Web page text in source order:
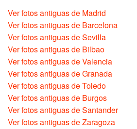
Ver fotos antiguas de Madrid
Ver fotos antiguas de Barcelona
Ver fotos antiguas de Sevilla
Ver fotos antiguas de Bilbao
Ver fotos antiguas de Valencia
Ver fotos antiguas de Granada
Ver fotos antiguas de Toledo
Ver fotos antiguas de Burgos
Ver fotos antiguas de Santander
Ver fotos antiguas de Zaragoza